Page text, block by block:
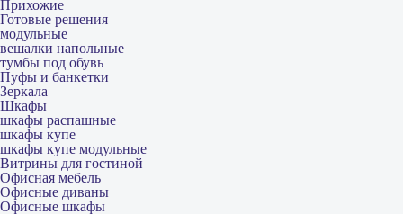
Прихожие
Готовые решения
модульные
вешалки напольные
тумбы под обувь
Пуфы и банкетки
Зеркала
Шкафы
шкафы распашные
шкафы купе
шкафы купе модульные
Витрины для гостиной
Офисная мебель
Офисные диваны
Офисные шкафы